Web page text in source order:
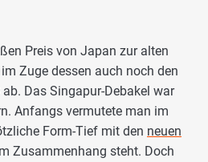
Preis von Japan zur alten
Zuge dessen auch noch den
Das Singapur-Debakel war
Anfangs vermutete man im
Form-Tief mit den neuen
Zusammenhang steht. Doch